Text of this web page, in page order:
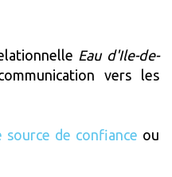
Eau d'Ile-de-
vers les
source de confiance ou